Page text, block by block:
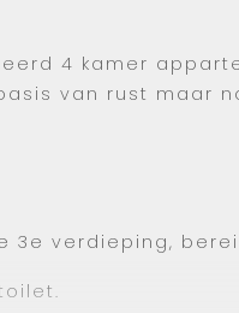
4 kamer
van rust maar
3e verdieping,